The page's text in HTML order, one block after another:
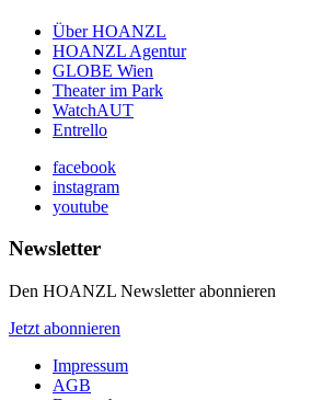
Über HOANZL
HOANZL Agentur
GLOBE Wien
Theater im Park
WatchAUT
Entrello
facebook
instagram
youtube
Newsletter
Den HOANZL Newsletter abonnieren
Jetzt abonnieren
Impressum
AGB